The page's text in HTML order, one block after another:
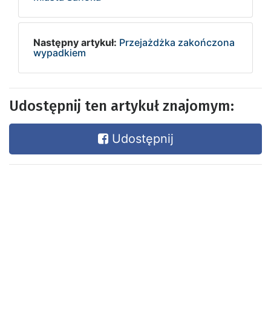
Następny artykuł: Przejażdżka zakończona
wypadkiem
Udostępnij ten artykuł znajomym:
Udostępnij